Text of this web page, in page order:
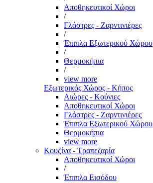
Αποθηκευτικοί Χώροι
/
Γλάστρες - Ζαρντινιέρες
/
Έπιπλα Εξωτερικού Χώρου
/
Θερμοκήπια
/
view more
Εξωτερικός Χώρος - Κήπος
Αιώρες - Κούνιες
Αποθηκευτικοί Χώροι
Γλάστρες - Ζαρντινιέρες
Έπιπλα Εξωτερικού Χώρου
Θερμοκήπια
view more
Κουζίνα - Τραπεζαρία
Αποθηκευτικοί Χώροι
/
Έπιπλα Εισόδου